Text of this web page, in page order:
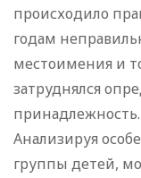
происходило
годам
местоимения и
затруднялся
принадлежность.
Анализируя
группы детей,